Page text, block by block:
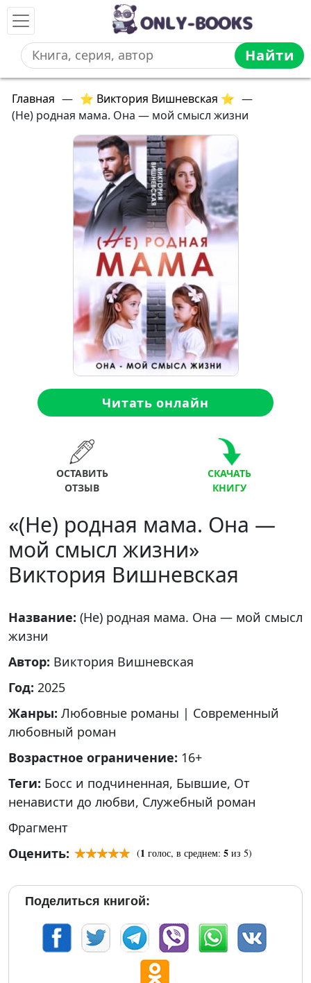
Найти
Главная — ⭐ Виктория Вишневская ⭐ —
(Не) родная мама. Она — мой смысл жизни
Читать онлайн
ОСТАВИТЬ
ОТЗЫВ
СКАЧАТЬ
КНИГУ
«(Не) родная мама. Она —
мой смысл жизни»
Виктория Вишневская
Название: (Не) родная мама. Она — мой смысл
жизни
Автор: Виктория Вишневская
Год: 2025
Жанры: Любовные романы | Современный
любовный роман
Возрастное ограничение: 16+
Теги: Босс и подчиненная, Бывшие, От
ненависти до любви, Служебный роман
Фрагмент
Оценить:
(1 голос, в среднем: 5 из 5)
Поделиться книгой: